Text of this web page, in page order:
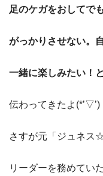
足のケガをおしてで
がっかりさせない。
一緒に楽しみたい！
伝わってきたよ(*’▽’)
さすが元「ジュネス
リーダーを務めてい